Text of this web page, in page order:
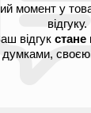
момент у
відгуку.
відгук
думками,